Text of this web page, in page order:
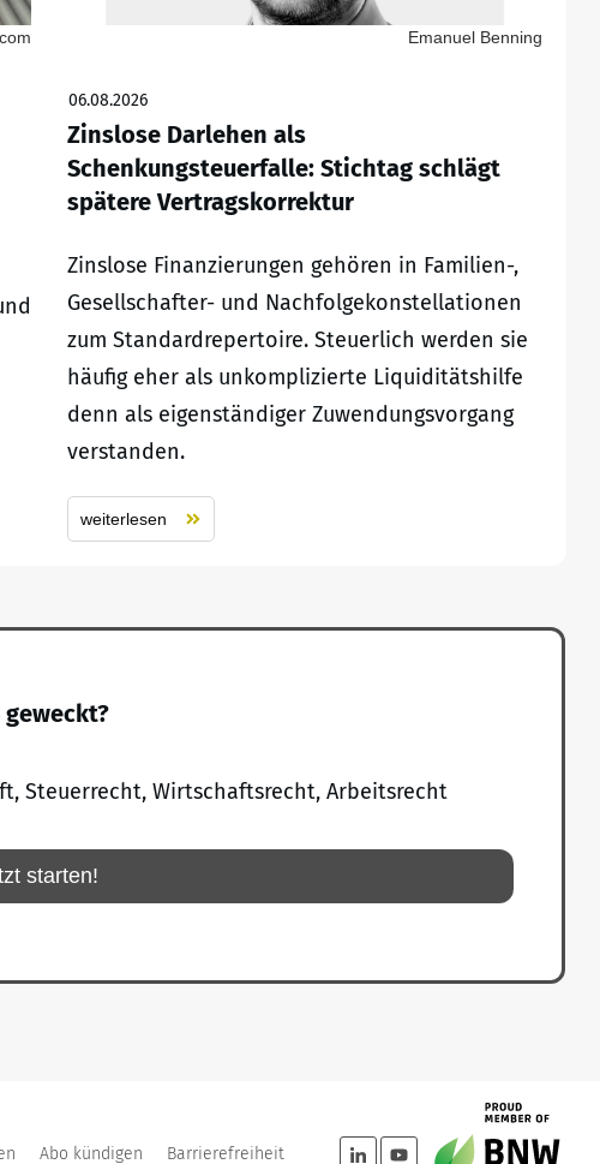
Emanuel Benning
06.08.2026
Zinslose Darlehen als
Schenkungsteuerfalle: Stichtag schlägt
spätere Vertragskorrektur
Zinslose Finanzierungen gehören in Familien-,
Gesellschafter- und Nachfolgekonstellationen
zum Standardrepertoire. Steuerlich werden sie
häufig eher als unkomplizierte Liquiditätshilfe
denn als eigenständiger Zuwendungsvorgang
verstanden.
weiterlesen
geweckt?
Steuerrecht, Wirtschaftsrecht, Arbeitsrecht
starten!
Abo kündigen Barrierefreiheit